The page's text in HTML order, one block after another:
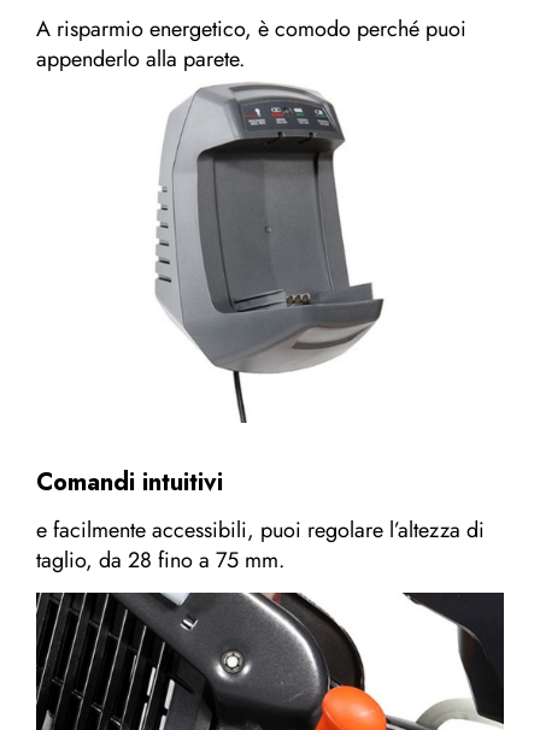
A risparmio energetico, è comodo perché puoi
appenderlo alla parete.
Comandi intuitivi
e facilmente accessibili, puoi regolare l’altezza di
taglio, da 28 fino a 75 mm.